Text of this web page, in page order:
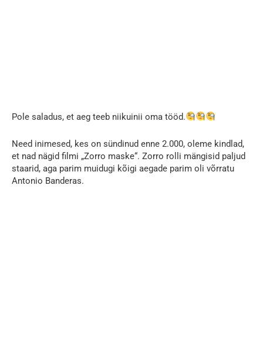
Pole saladus, et aeg teeb niikuinii oma tööd.
Need inimesed, kes on sündinud enne 2.000, oleme kindlad,
et nad nägid filmi „Zorro maske“. Zorro rolli mängisid paljud
staarid, aga parim muidugi kõigi aegade parim oli võrratu
Antonio Banderas.